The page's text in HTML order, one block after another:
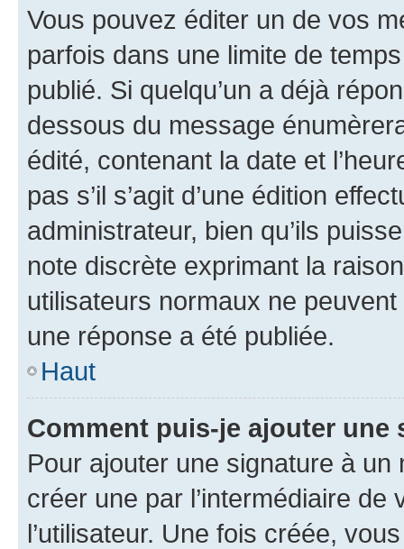
Vous pouvez éditer un de vos
parfois dans une limite de
publié. Si quelqu’un a déjà
dessous du message
édité, contenant la date et
pas s’il s’agit d’une édition
administrateur, bien qu’ils
note discrète exprimant la
utilisateurs normaux ne
une réponse a été publiée.
Haut
Comment puis-je ajouter une
Pour ajouter une signature à un
créer une par l’intermédiaire
l’utilisateur. Une fois créée,